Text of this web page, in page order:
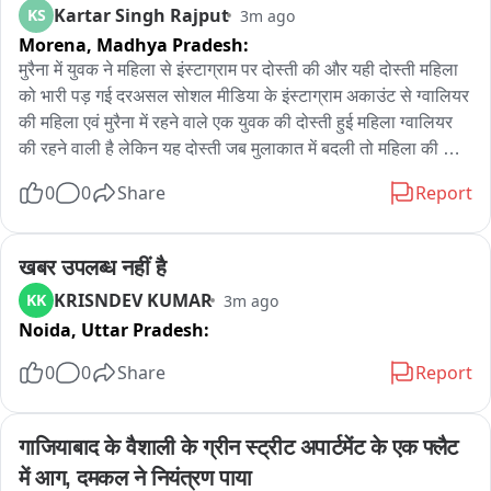
KS Kartar Singh Rajput 3m ago
Morena, Madhya Pradesh:
मुरैना में युवक ने महिला से इंस्टाग्राम पर दोस्ती की और यही दोस्ती महिला
को भारी पड़ गई दरअसल सोशल मीडिया के इंस्टाग्राम अकाउंट से ग्वालियर
की महिला एवं मुरैना में रहने वाले एक युवक की दोस्ती हुई महिला ग्वालियर
की रहने वाली है लेकिन यह दोस्ती जब मुलाकात में बदली तो महिला की
मिलने बुलाया इसके बाद महिला और युवक मुरैना के अंबाह रोड स्थित ग्लोबल
में जा पहुंचे जहां महिला एवं युवक बैठे थे जिसके बाद पहले युवकों ने शराब पी
और उसके बाद महिला के साथ सामूहिक दुष्कर्म किसी घिनौनी घटना को
अंजाम दिया है इस घटना में होटल कई कर्मचारी भी शामिल है घटना के बाद
पीड़िता ने स्टेशन थाने में पहुंचकर पुलिस को इसकी शिकायत की है जहां
पुलिस ने महिला की शिकायत पर 6 लोगों के खिलाफ दुष्कर्म का मामला दर्ज
किया है पुलिस ने होटल कर्मचारी सहित 3 आरोपियों को गिरफ्तार किया है
इस पूरे मामले में अब तक मुरैना पुलिस ने तीन लोगों को गिरफ्तार कर लिया
अभी भी तीन लोग फरार बताए जा रहे हैं पुलिस ने महिला की शिकायत पर छह
लोगों के खिलाफ शिकायत दर्ज का मामला दर्ज किया है पूरी घटना स्टेशन
0 0 Share Report
खबर उपलब्ध नहीं है
KK KRISNDEV KUMAR 3m ago
Noida, Uttar Pradesh:
0
0 Share Report
गाजियाबाद के वैशाली के ग्रीन स्ट्रीट अपार्टमेंट के एक फ्लैट
में आग, दमकल ने नियंत्रण पाया